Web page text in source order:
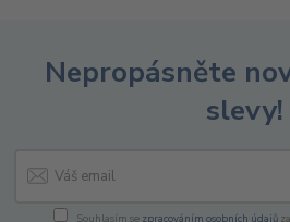
Nepropásněte
slevy!
Souhlasím se zpracováním osobních údajů